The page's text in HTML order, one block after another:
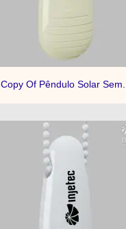
Copy Of Pêndulo Solar Sem...